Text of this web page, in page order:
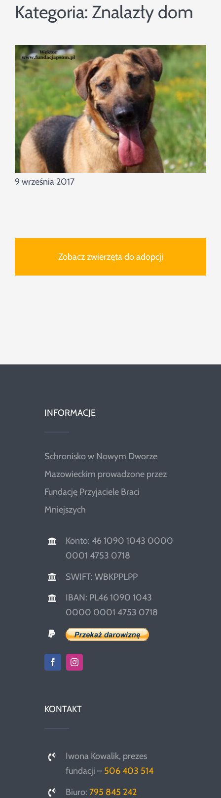
Kategoria: Znalazły dom
9 września 2017
Zobacz zwierzęta do adopcji
INFORMACJE
Schronisko w Nowym Dworze
Mazowieckim prowadzone przez
Fundację Przyjaciele Braci
Mniejszych
Konto: 46 1090 1043 0000
0001 4753 0718
SWIFT: WBKPPLPP
IBAN: PL46 1090 1043
0000 0001 4753 0718
KONTAKT
Iwona Kowalik, prezes
fundacji – 506 403 514
Biuro:795 845 242